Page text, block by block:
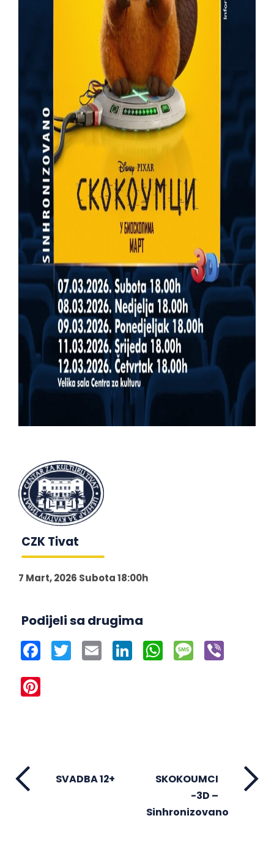
CZK Tivat
7 Mart, 2026 Subota 18:00h
Podijeli sa drugima
Facebook
Twitter Email LinkedInWhatsApp
Message
SVADBA 12+
SKOKOUMCI
-3D –
Sinhronizovano